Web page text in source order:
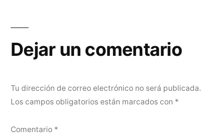
Dejar un comentario
Tu dirección de correo electrónico no será publicada.
Los campos obligatorios están marcados con *
Comentario *